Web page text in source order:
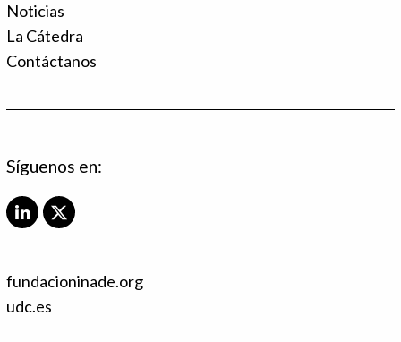
Noticias
La Cátedra
Contáctanos
Síguenos en:
L
e
d
X
t
fundacioninade.org
udc.es